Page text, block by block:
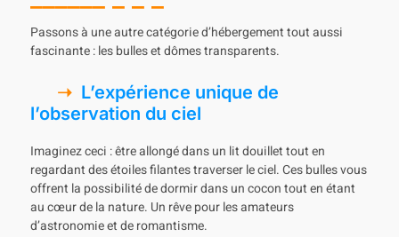
Passons à une autre catégorie d’hébergement tout aussi
fascinante : les bulles et dômes transparents.
L’expérience unique de
l’observation du ciel
Imaginez ceci : être allongé dans un lit douillet tout en
regardant des étoiles filantes traverser le ciel. Ces bulles vous
offrent la possibilité de dormir dans un cocon tout en étant
au cœur de la nature. Un rêve pour les amateurs
d’astronomie et de romantisme.